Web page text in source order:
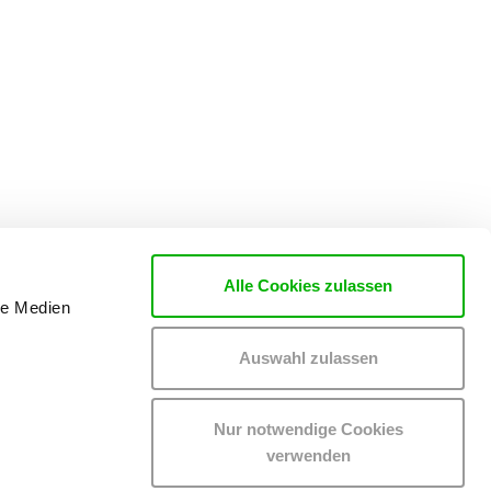
Medien
Alle Cookies zulassen
Auswahl zulassen
Nur notwendige Cookies
verwenden